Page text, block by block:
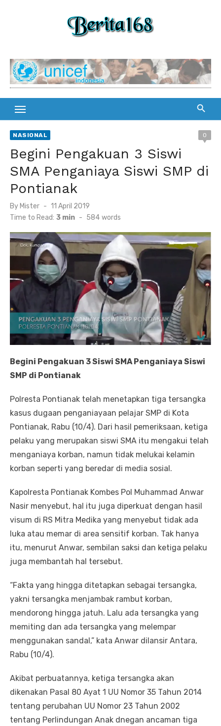
NASIONAL 0
Begini Pengakuan 3 Siswi
SMA Penganiaya Siswi SMP di
Pontianak
By Mister
Posted
on
11 April 2019
Time to Read: 3 min - 584 words
Begini Pengakuan 3 Siswi SMA Penganiaya Siswi
SMP di Pontianak
Polresta Pontianak telah menetapkan tiga tersangka
kasus dugaan penganiayaan pelajar SMP di Kota
Pontianak, Rabu (10/4). Dari hasil pemeriksaan, ketiga
pelaku yang merupakan siswi SMA itu mengakui telah
menganiaya korban, namun tidak melukai kelamin
korban seperti yang beredar di media sosial.
Kapolresta Pontianak Kombes Pol Muhammad Anwar
Nasir menyebut, hal itu juga diperkuat dengan hasil
visum di RS Mitra Medika yang menyebut tidak ada
luka atau memar di area sensitif korban. Tak hanya
itu, menurut Anwar, sembilan saksi dan ketiga pelaku
juga membantah hal tersebut.
“Fakta yang hingga ditetapkan sebagai tersangka,
yakni tersangka menjambak rambut korban,
mendorong hingga jatuh. Lalu ada tersangka yang
memiting dan ada tersangka yang melempar
menggunakan sandal,” kata Anwar dilansir Antara,
Rabu (10/4).
Akibat perbuatannya, ketiga tersangka akan
dikenakan Pasal 80 Ayat 1 UU Nomor 35 Tahun 2014
tentang perubahan UU Nomor 23 Tahun 2002
tentang Perlindungan Anak dnegan ancaman tiga